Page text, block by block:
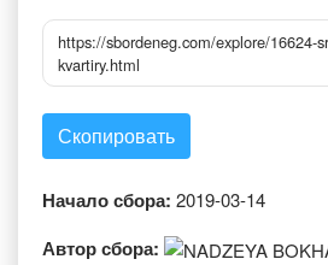
https://sbordeneg.com/explore/16624-
kvartiry.html
Скопировать
Начало сбора: 2019-03-14
Автор сбора: